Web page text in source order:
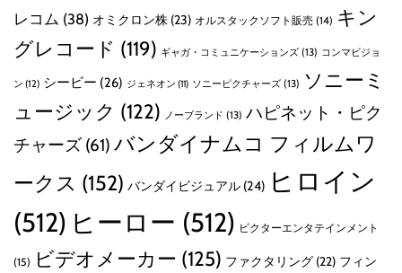
レコム (38) オミクロン株 (23) オルスタックソフト販売 (14) キン
グレコード (119) ギャガ・コミュニケーションズ (13) コンマビジョ
ン (12) シービー (26) ジェネオン (11) ソニーピクチャーズ (13) ソニーミ
ュージック (122) ノーブランド (13) ハピネット・ピク
チャーズ (61) バンダイナムコ フィルムワ
ークス (152) バンダイビジュアル (24) ヒロイン
(512) ヒーロー (512) ビクターエンタテインメント
(15) ビデオメーカー (125) ファクタリング (22) フィン